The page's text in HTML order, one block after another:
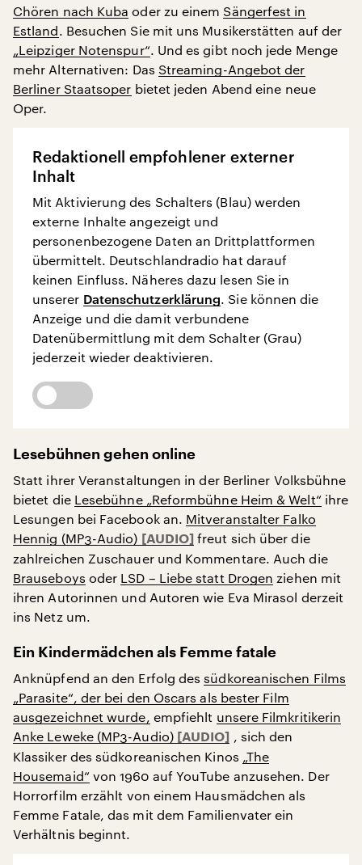
Chören nach Kuba oder zu einem Sängerfest in
Estland. Besuchen Sie mit uns Musikerstätten auf der
„Leipziger Notenspur“. Und es gibt noch jede Menge
mehr Alternativen: Das Streaming-Angebot der
Berliner Staatsoper bietet jeden Abend eine neue
Oper.
Redaktionell empfohlener externer
Inhalt
Mit Aktivierung des Schalters (Blau) werden
externe Inhalte angezeigt und
personenbezogene Daten an Drittplattformen
übermittelt. Deutschlandradio hat darauf
keinen Einfluss. Näheres dazu lesen Sie in
unserer Datenschutzerklärung. Sie können die
Anzeige und die damit verbundene
Datenübermittlung mit dem Schalter (Grau)
jederzeit wieder deaktivieren.
Lesebühnen gehen online
Statt ihrer Veranstaltungen in der Berliner Volksbühne
bietet die Lesebühne „Reformbühne Heim & Welt“ ihre
Lesungen bei Facebook an. Mitveranstalter Falko
Hennig (MP3-Audio)
freut sich über die
zahlreichen Zuschauer und Kommentare. Auch die
Brauseboys oder LSD – Liebe statt Drogen ziehen mit
ihren Autorinnen und Autoren wie Eva Mirasol derzeit
ins Netz um.
Ein Kindermädchen als Femme fatale
Anknüpfend an den Erfolg dessüdkoreanischen Films
„Parasite“, der bei den Oscars als bester Film
ausgezeichnet wurde, empfiehlt unsere Filmkritikerin
Anke Leweke (MP3-Audio)
, sich den
Klassiker des südkoreanischen Kinos „The
Housemaid“ von 1960 auf YouTube anzusehen. Der
Horrorfilm erzählt von einem Hausmädchen als
Femme Fatale, das mit dem Familienvater ein
Verhältnis beginnt.